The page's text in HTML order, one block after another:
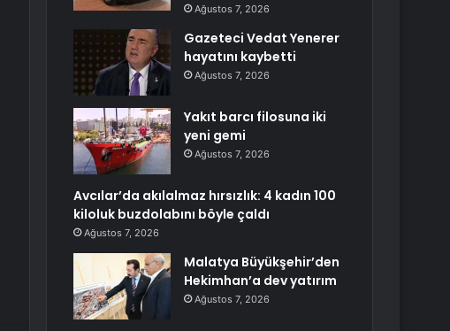
Ağustos 7, 2026
Gazeteci Vedat Yenerer
hayatını kaybetti
Ağustos 7, 2026
Yakıt barcı filosuna iki
yeni gemi
Ağustos 7, 2026
Avcılar’da akılalmaz hırsızlık: 4 kadın 100
kiloluk buzdolabını böyle çaldı
Ağustos 7, 2026
Malatya Büyükşehir’den
Hekimhan’a dev yatırım
Ağustos 7, 2026